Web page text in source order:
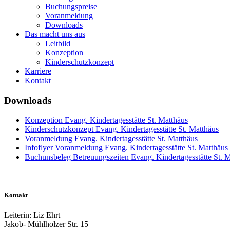
Buchungspreise
Voranmeldung
Downloads
Das macht uns aus
Leitbild
Konzeption
Kinderschutzkonzept
Karriere
Kontakt
Downloads
Konzeption Evang. Kindertagesstätte St. Matthäus
Kinderschutzkonzept Evang. Kindertagesstätte St. Matthäus
Voranmeldung Evang. Kindertagesstätte St. Matthäus
Infoflyer Voranmeldung Evang. Kindertagesstätte St. Matthäus
Buchunsbeleg Betreuungszeiten Evang. Kindertagesstätte St.
Kontakt
Leiterin: Liz Ehrt
Jakob- Mühlholzer Str. 15